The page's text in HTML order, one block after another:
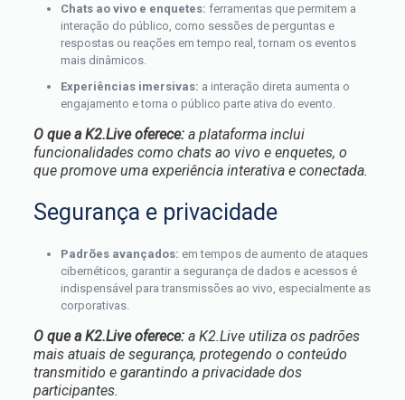
Chats ao vivo e enquetes: ferramentas que permitem a
interação do público, como sessões de perguntas e
respostas ou reações em tempo real, tornam os eventos
mais dinâmicos.
Experiências imersivas: a interação direta aumenta o
engajamento e torna o público parte ativa do evento.
O que a K2.Live oferece:a plataforma inclui
funcionalidades como chats ao vivo e enquetes, o
que promove uma experiência interativa e conectada.
Segurança e privacidade
Padrões avançados: em tempos de aumento de ataques
cibernéticos, garantir a segurança de dados e acessos é
indispensável para transmissões ao vivo, especialmente as
corporativas.
O que a K2.Live oferece:a K2.Live utiliza os padrões
mais atuais de segurança, protegendo o conteúdo
transmitido e garantindo a privacidade dos
participantes.